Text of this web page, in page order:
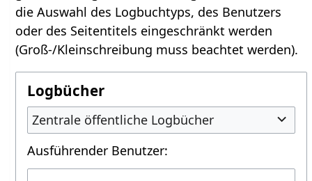
die Auswahl des Logbuchtyps, des Benutzers
oder des Seitentitels eingeschränkt werden
(Groß-/Kleinschreibung muss beachtet werden).
Logbücher
Zentrale öffentliche Logbücher
Ausführender Benutzer: